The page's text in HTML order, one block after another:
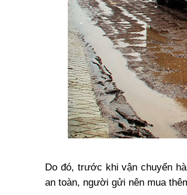
Do đó, trước khi vận chuyển
an toàn, người gửi nên mua